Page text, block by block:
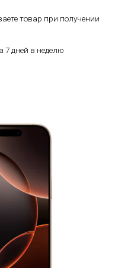
товар при получении
7 дней в неделю